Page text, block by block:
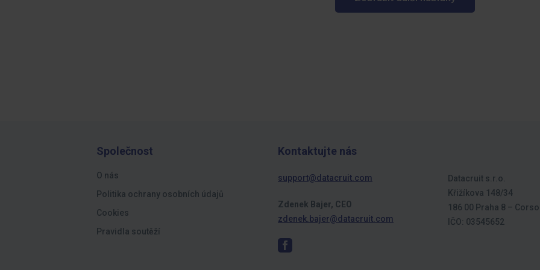
Společnost
O nás
Politika ochrany osobních údajů
Cookies
Pravidla soutěží
Kontaktujte nás
support@datacruit.com
Zdenek Bajer, CEO
zdenek.bajer@datacruit.com
Datacruit s.r.o.
Křižíkova 148/34
186 00 Praha 8 –
IČO: 03545652